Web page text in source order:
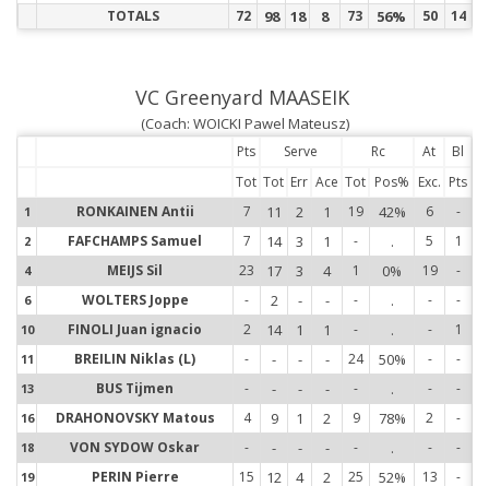
TOTALS
72 98 18 8 73 56% 50 14
VC Greenyard MAASEIK
(Coach: WOICKI Pawel Mateusz)
Pts Serve Rc At
Bl
Tot Tot Err Ace Tot Pos% Exc. Pts
1 RONKAINEN Antii 7 11 2 1 19 42% 6 -
2 FAFCHAMPS Samuel 7 14 3 1 - . 5 1
4 MEIJS Sil 23 17 3 4 1 0% 19 -
6 WOLTERS Joppe - 2 - - - . - -
10 FINOLI Juan ignacio 2 14 1 1 - . - 1
11 BREILIN Niklas (L) - - - - 24 50% - -
13 BUS Tijmen - - - - - . - -
16 DRAHONOVSKY Matous 4 9 1 2 9 78% 2 -
18 VON SYDOW Oskar - - - - - . - -
19 PERIN Pierre 15 12 4 2 25 52% 13 -